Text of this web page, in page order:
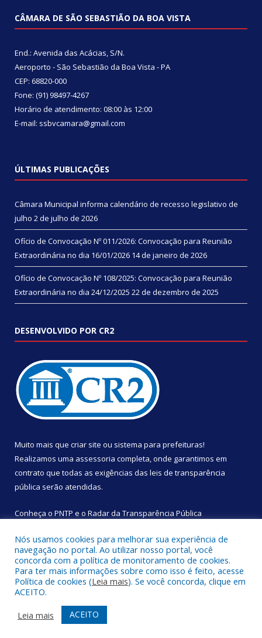
CÂMARA DE SÃO SEBASTIÃO DA BOA VISTA
End.: Avenida das Acácias, S/N.
Aeroporto - São Sebastião da Boa Vista - PA
CEP: 68820-000
Fone: (91) 98497-4267
Horário de atendimento: 08:00 às 12:00
E-mail: ssbvcamara@gmail.com
ÚLTIMAS PUBLICAÇÕES
Câmara Municipal informa calendário de recesso legislativo de
julho 2 de julho de 2026
Ofício de Convocação Nº 011/2026: Convocação para Reunião
Extraordinária no dia 16/01/2026 14 de janeiro de 2026
Ofício de Convocação Nº 108/2025: Convocação para Reunião
Extraordinária no dia 24/12/2025 22 de dezembro de 2025
DESENVOLVIDO POR CR2
Muito mais que criar site ou sistema para prefeituras!
Realizamos uma assessoria completa, onde garantimos em
contrato que todas as exigências das leis de transparência
pública serão atendidas.
Conheça o PNTP e o Radar da Transparência Pública
Todos os direitos reservados a Câmara Municipal de São
Sebastião da Boa Vista.
Mapa do Site
Acessar Área Administrativa
Acessar Webmail
Nós usamos cookies para melhorar sua experiência de
navegação no portal. Ao utilizar nosso portal, você
concorda com a política de monitoramento de cookies.
Para ter mais informações sobre como isso é feito, acesse
Política de cookies (Leia mais). Se você concorda, clique em
ACEITO.
Leia mais
ACEITO